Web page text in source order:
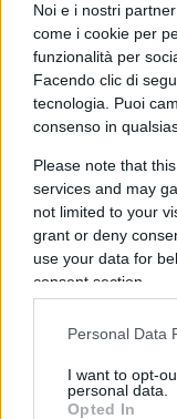
Noi e i nostri
come i cookie per
funzionalità per
Facendo clic di
tecnologia. Puoi
consenso in
Please note that
services and may
not limited to your
grant or deny
use your data for
consent section.
Personal Data
I want to opt-
personal data.
Opted In
sabizabulina sui
Sospettavano
replicazione
microtubuli per
Hanno anche
aiutato i
l’infiammazione
pericolosa per
immunitaria
di essere infette
di allarme